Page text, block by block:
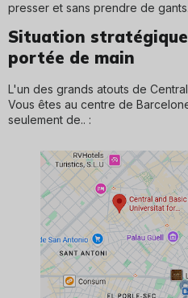
presser et sans prendre de gants.
Situation
portée de main
L'un des grands atouts de
Vous êtes au centre de
seulement de.. :